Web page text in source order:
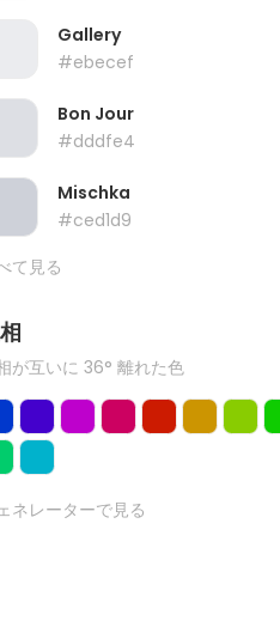
Gallery
#ebecef
Bon Jour
#dddfe4
Mischka
#ced1d9
て見る
が互いに 36° 離れた色
ネレーターで見る